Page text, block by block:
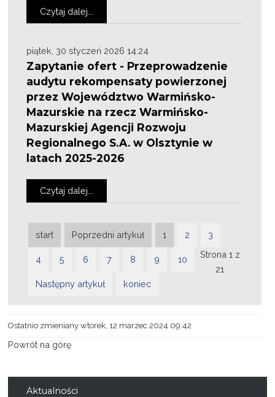
Czytaj dalej...
piątek, 30 styczeń 2026 14:24
Zapytanie ofert - Przeprowadzenie
audytu rekompensaty powierzonej
przez Województwo Warmińsko-
Mazurskie na rzecz Warmińsko-
Mazurskiej Agencji Rozwoju
Regionalnego S.A. w Olsztynie w
latach 2025-2026
Czytaj dalej...
start Poprzedni artykuł 1 2 3
4 5 6 7 8 9 10
Następny artykuł koniec
Strona 1 z
21
Ostatnio zmieniany wtorek, 12 marzec 2024 09:42
Powrót na górę
Aktualności